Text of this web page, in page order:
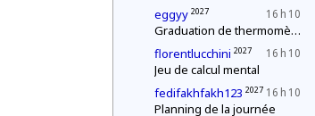
16 h 10
eggyy 2027
Graduation de thermomètres
16 h 10
florentlucchini 2027
Jeu de calcul mental
16 h 10
fedifakhfakh123 2027
Planning de la journée